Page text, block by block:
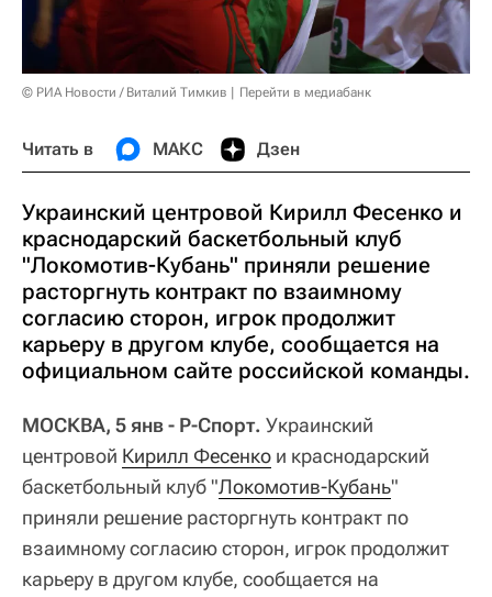
© РИА Новости / Виталий Тимкив Перейти в медиабанк
Читать в МАКС Дзен
Украинский центровой Кирилл Фесенко и
краснодарский баскетбольный клуб
"Локомотив-Кубань" приняли решение
расторгнуть контракт по взаимному
согласию сторон, игрок продолжит
карьеру в другом клубе, сообщается на
официальном сайте российской команды.
МОСКВА, 5 янв - Р-Спорт. Украинский
центровой Кирилл Фесенко и краснодарский
баскетбольный клуб "Локомотив-Кубань"
приняли решение расторгнуть контракт по
взаимному согласию сторон, игрок продолжит
карьеру в другом клубе, сообщается на